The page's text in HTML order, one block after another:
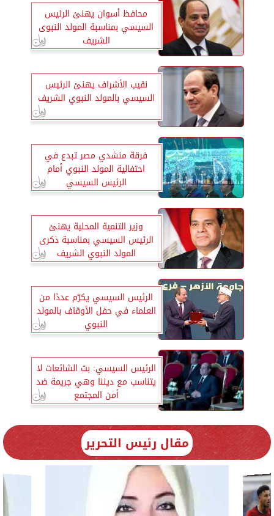
محافظ أسوان يهنئ الرئيس
السيسي بمناسبة المولد النبوى
الشريف
نقيب الأشراف يهنئ الرئيس
السيسي بالمولد النبوي الشريف
فرقة منشدي مصر تبدع في
احتفالية المولد النبوي أمام
الرئيس السيسي
وزير التنمية المحلية يهنئ
الرئيس السيسي بمناسبة ذكرى
المولد النبوي الشريف
الرئيس السيسي يكرّم عددًا من
العلماء في حفل الأوقاف بالمولد
النبوي
الرئيس السيسي: بث الشائعات لا
يتناسب مع ديننا وهي جريمة ضد
أمن المجتمع
مقال رئيس التحرير